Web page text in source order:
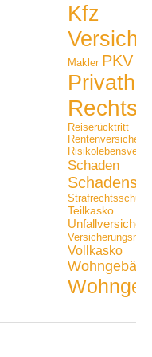
Kfz
Makler PKV
Reiserücktritt
Schaden
Strafrechtsschutz
Teilkasko
Vollkasko